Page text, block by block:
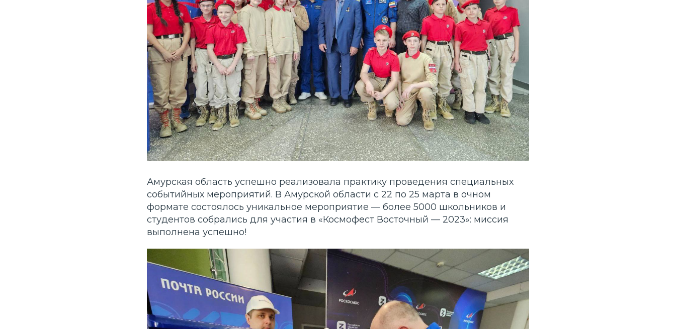
Амурская область успешно реализовала практику проведения специальных
событийных мероприятий. В Амурской области с 22 по 25 марта в очном
формате состоялось уникальное мероприятие — более 5000 школьников и
студентов собрались для участия в «Космофест Восточный — 2023»: миссия
выполнена успешно!